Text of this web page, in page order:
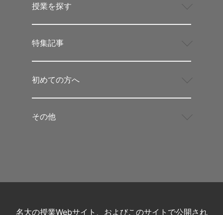
授業を探す
特集記事
初めての方へ
その他
名大の授業Webサイト、およびこのサイトで公開され